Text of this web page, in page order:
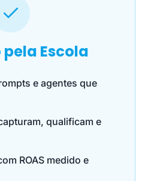
Escola
e agentes que
qualificam e
ROAS medido e